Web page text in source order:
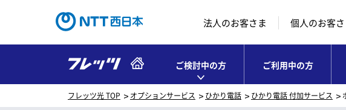
コンテ
法人のお客さま 個人のお客
ご検討中の方 ご利用中の方
フレッツ光 TOP オプションサービス ひかり電話 ひかり電話 付加サービス